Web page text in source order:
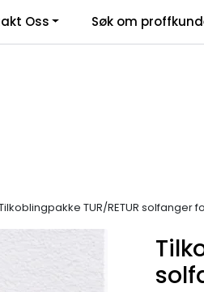
Oss Søk om
TUR/RETUR solfanger